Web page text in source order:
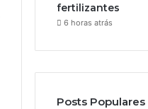
fertilizantes
6 horas atrás
Posts Populares